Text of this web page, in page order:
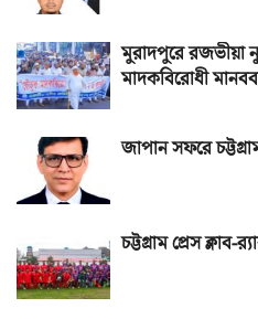
মুরাদপুরে রজভীয়া
মাদকবিরোধী
জাপান সফরে
চট্টগ্রাম প্রেস ক্লাব-